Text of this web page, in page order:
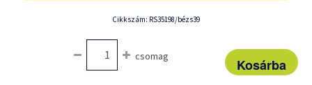
Cikkszám: RS35198/bézs39
csomag